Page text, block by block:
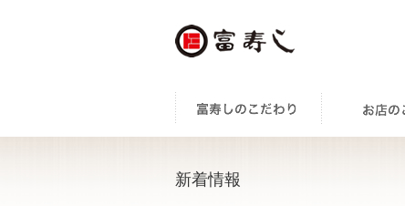
新着情報